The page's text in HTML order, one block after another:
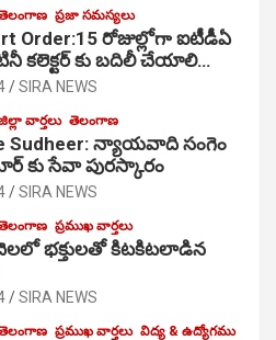
ప్రజా సమస్యలు
Order:15 రోజుల్లోగా ఐటీడీఏ
కలెక్టర్ కు బదిలీ చేయాలి…
SIRA NEWS
వార్తలు తెలంగాణ
Sudheer: న్యాయవాది సంగెం
కు సేవా పురస్కారం
SIRA NEWS
ప్రముఖ వార్తలు
భక్తులతో కిటకిటలాడిన
SIRA NEWS
ప్రముఖ వార్తలు విద్య & ఉద్యోగము